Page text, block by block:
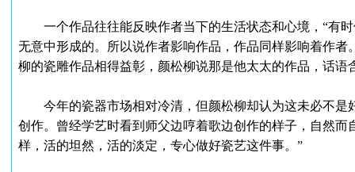
一个作品往往能反映作者当下的生活状态和心境，“有时
无意中形成的。所以说作者影响作品，作品同样影响着作者
柳的瓷雕作品相得益彰，颜松柳说那是他太太的作品，话语
今年的瓷器市场相对冷清，但颜松柳却认为这未必不是
创作。曾经学艺时看到师父边哼着歌边创作的样子，自然
样，活的坦然，活的淡定，专心做好瓷艺这件事。”